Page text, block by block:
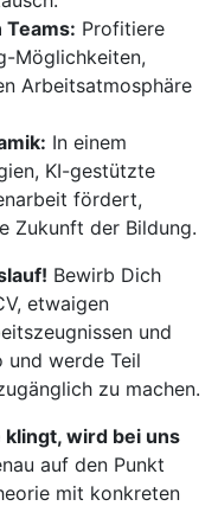
Profitiere
Möglichkeiten,
Arbeitsatmosphäre
In einem
KI-gestützte
fördert,
Zukunft der Bildung.
Bewirb Dich
etwaigen
und
werde Teil
zu machen.
wird bei uns
auf den Punkt
mit konkreten